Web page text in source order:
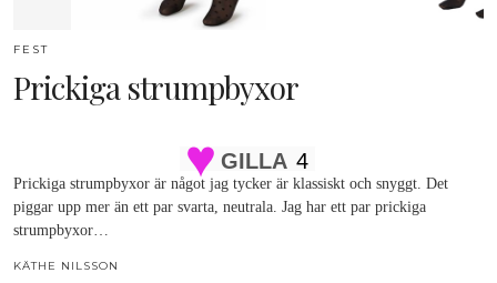
FEST
Prickiga strumpbyxor
GILLA 4
Prickiga strumpbyxor är något jag tycker är klassiskt och snyggt. Det
piggar upp mer än ett par svarta, neutrala. Jag har ett par prickiga
strumpbyxor…
KÄTHE NILSSON